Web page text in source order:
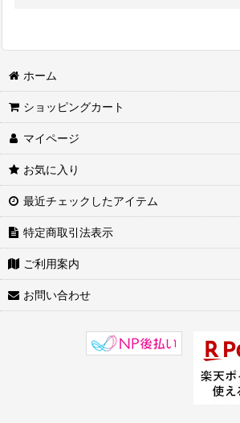
ホーム
ショッピングカート
マイページ
お気に入り
最近チェックしたアイテム
特定商取引法表示
ご利用案内
お問い合わせ